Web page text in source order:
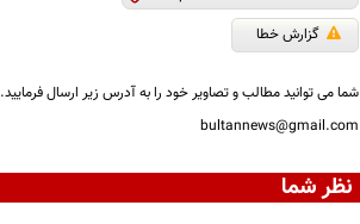
گزارش خطا
شما می توانید مطالب و تصاویر خود را به آدرس زیر ارسال فرمایید.
bultannews@gmail.com
نظر شما